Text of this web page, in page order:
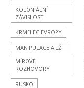
KOLONIÁLNÍ
ZÁVISLOST
KRMELEC EVROPY
MANIPULACE A LŽI
MÍROVÉ
ROZHOVORY
RUSKO